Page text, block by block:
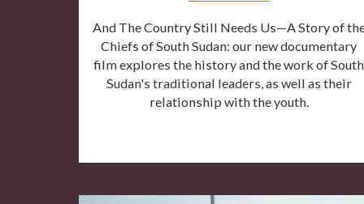
And The Country Still Needs Us—A Story of
Chiefs of South Sudan: our new documentary
film explores the history and the work of South
Sudan's traditional leaders, as well as their
relationship with the youth.